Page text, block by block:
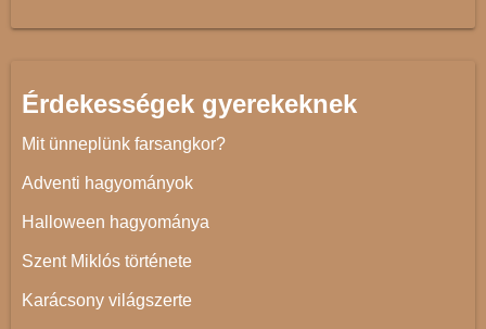
Érdekességek gyerekeknek
Mit ünneplünk farsangkor?
Adventi hagyományok
Halloween hagyománya
Szent Miklós története
Karácsony világszerte